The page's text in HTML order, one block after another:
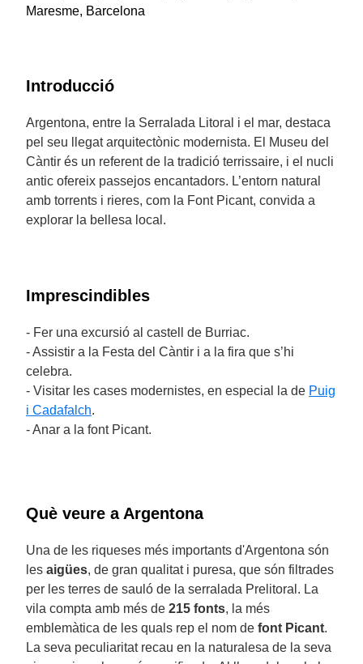
Maresme, Barcelona
Introducció
Argentona, entre la Serralada Litoral i el mar, destaca
pel seu llegat arquitectònic modernista. El Museu del
Càntir és un referent de la tradició terrissaire, i el nucli
antic ofereix passejos encantadors. L’entorn natural
amb torrents i rieres, com la Font Picant, convida a
explorar la bellesa local.
Imprescindibles
- Fer una excursió al castell de Burriac.
- Assistir a la Festa del Càntir i a la fira que s’hi
celebra.
- Visitar les cases modernistes, en especial la de Puig
i Cadafalch.
- Anar a la font Picant.
Què veure a Argentona
Una de les riqueses més importants d'Argentona són
les aigües, de gran qualitat i puresa, que són filtrades
per les terres de sauló de la serralada Prelitoral. La
vila compta amb més de 215 fonts, la més
emblemàtica de les quals rep el nom de font Picant.
La seva peculiaritat recau en la naturalesa de la seva